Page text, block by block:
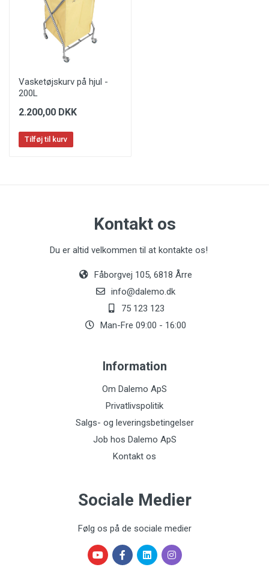
Vasketøjskurv på hjul -
200L
2.200,00 DKK
Tilføj til kurv
Kontakt os
Du er altid velkommen til at kontakte os!
Fåborgvej 105, 6818 Årre
info@dalemo.dk
75 123 123
Man-Fre 09:00 - 16:00
Information
Om Dalemo ApS
Privatlivspolitik
Salgs- og leveringsbetingelser
Job hos Dalemo ApS
Kontakt os
Sociale Medier
Følg os på de sociale medier